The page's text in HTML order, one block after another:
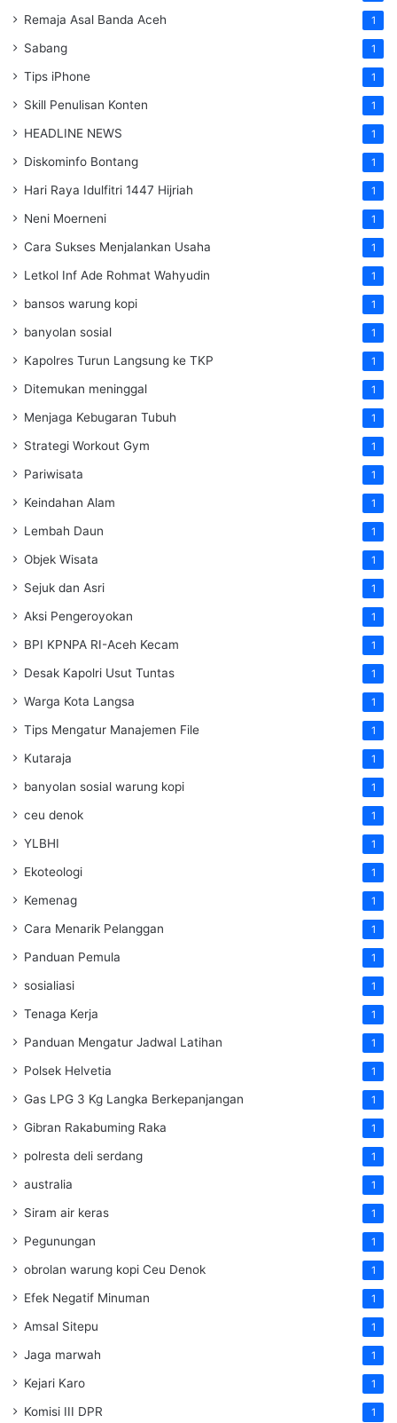
Remaja Asal Banda Aceh 1
Sabang 1
Tips iPhone 1
Skill Penulisan Konten 1
HEADLINE NEWS 1
Diskominfo Bontang 1
Hari Raya Idulfitri 1447 Hijriah 1
Neni Moerneni 1
Cara Sukses Menjalankan Usaha 1
Letkol Inf Ade Rohmat Wahyudin 1
bansos warung kopi 1
banyolan sosial 1
Kapolres Turun Langsung ke TKP 1
Ditemukan meninggal 1
Menjaga Kebugaran Tubuh 1
Strategi Workout Gym 1
Pariwisata 1
Keindahan Alam 1
Lembah Daun 1
Objek Wisata 1
Sejuk dan Asri 1
Aksi Pengeroyokan 1
BPI KPNPA RI-Aceh Kecam 1
Desak Kapolri Usut Tuntas 1
Warga Kota Langsa 1
Tips Mengatur Manajemen File 1
Kutaraja 1
banyolan sosial warung kopi 1
ceu denok 1
YLBHI 1
Ekoteologi 1
Kemenag 1
Cara Menarik Pelanggan 1
Panduan Pemula 1
sosialiasi 1
Tenaga Kerja 1
Panduan Mengatur Jadwal Latihan 1
Polsek Helvetia 1
Gas LPG 3 Kg Langka Berkepanjangan 1
Gibran Rakabuming Raka 1
polresta deli serdang 1
australia 1
Siram air keras 1
Pegunungan 1
obrolan warung kopi Ceu Denok 1
Efek Negatif Minuman 1
Amsal Sitepu 1
Jaga marwah 1
Kejari Karo 1
Komisi III DPR 1